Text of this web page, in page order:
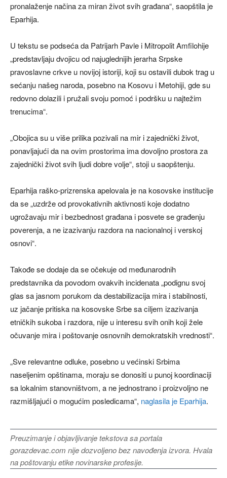
pronalaženje načina za miran život svih građana“, saopštila je
Eparhija.
U tekstu se podseća da Patrijarh Pavle i Mitropolit Amfilohije
„predstavljaju dvojicu od najuglednijih jerarha Srpske
pravoslavne crkve u novijoj istoriji, koji su ostavili dubok trag u
sećanju našeg naroda, posebno na Kosovu i Metohiji, gde su
redovno dolazili i pružali svoju pomoć i podršku u najtežim
trenucima“.
„Obojica su u više prilika pozivali na mir i zajednički život,
ponavljajući da na ovim prostorima ima dovoljno prostora za
zajednički život svih ljudi dobre volje“, stoji u saopštenju.
Eparhija raško-prizrenska apelovala je na kosovske institucije
da se „uzdrže od provokativnih aktivnosti koje dodatno
ugrožavaju mir i bezbednost građana i posvete se građenju
poverenja, a ne izazivanju razdora na nacionalnoj i verskoj
osnovi“.
Takođe se dodaje da se očekuje od međunarodnih
predstavnika da povodom ovakvih incidenata „podignu svoj
glas sa jasnom porukom da destabilizacija mira i stabilnosti,
uz jačanje pritiska na kosovske Srbe sa ciljem izazivanja
etničkih sukoba i razdora, nije u interesu svih onih koji žele
očuvanje mira i poštovanje osnovnih demokratskih vrednosti“.
„Sve relevantne odluke, posebno u većinski Srbima
naseljenim opštinama, moraju se donositi u punoj koordinaciji
sa lokalnim stanovništvom, a ne jednostrano i proizvoljno ne
razmišljajući o mogućim posledicama“, naglasila je Eparhija.
Preuzimanje i objavljivanje tekstova sa portala
gorazdevac.com nije dozvoljeno bez navođenja izvora. Hvala
na poštovanju etike novinarske profesije.